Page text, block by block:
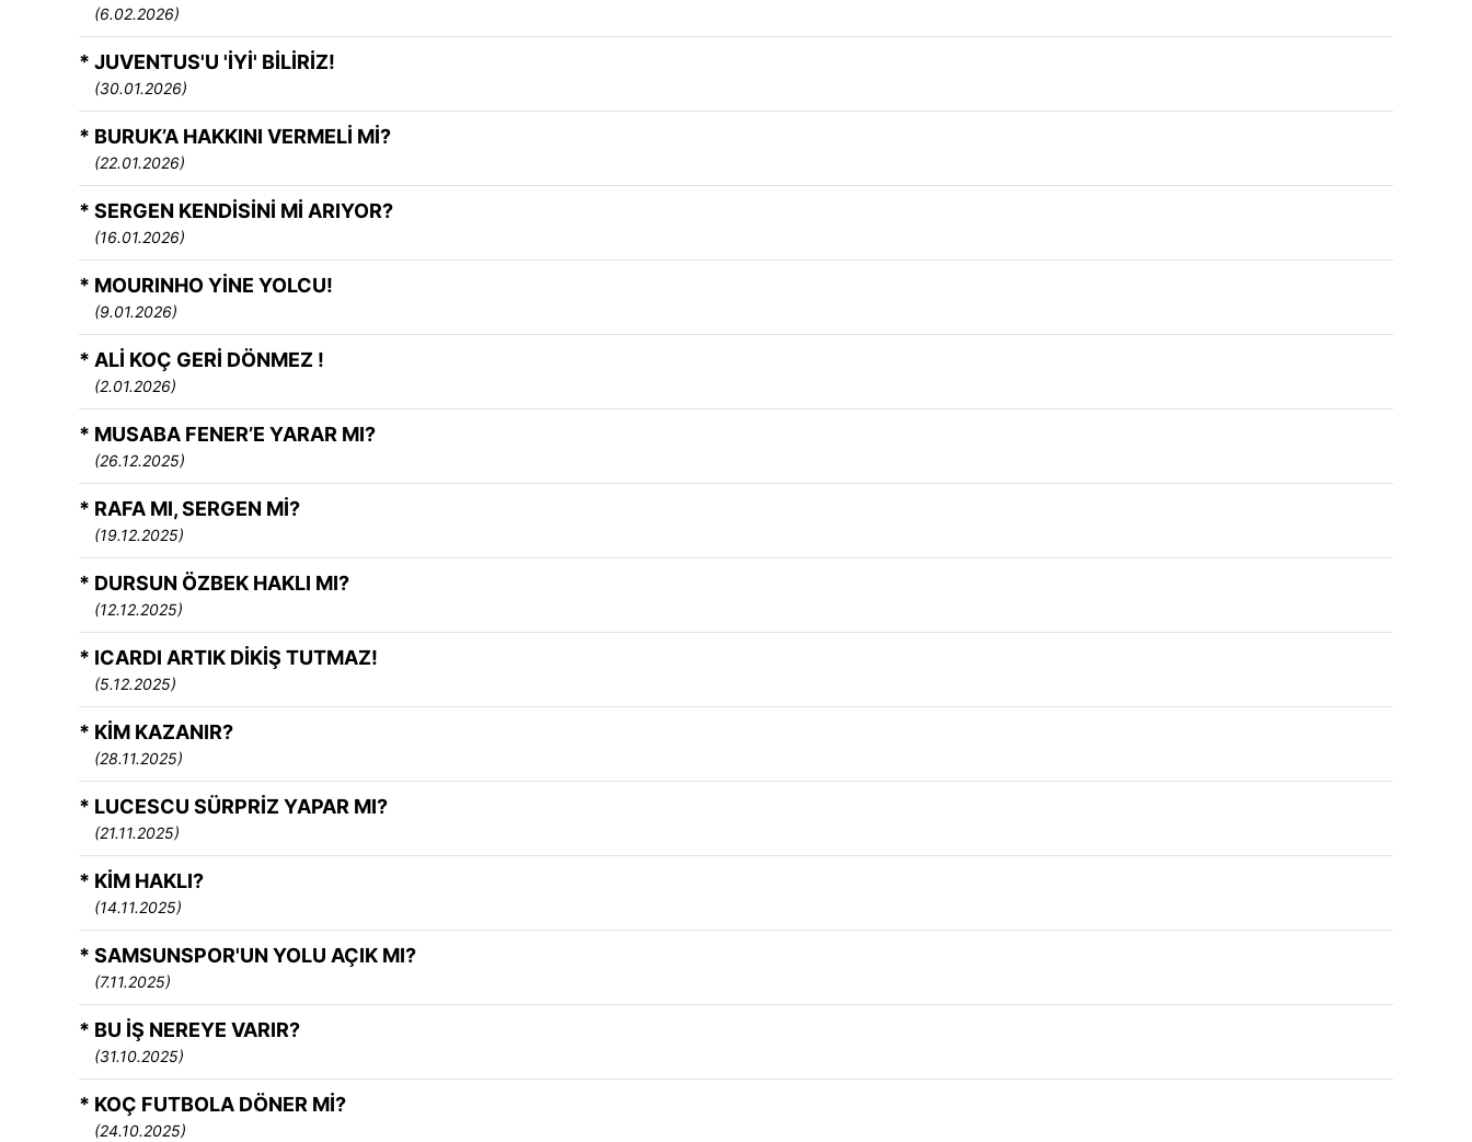
(6.02.2026)
* JUVENTUS'U 'İYİ' BİLİRİZ!
(30.01.2026)
* BURUK’A HAKKINI VERMELİ Mİ?
(22.01.2026)
* SERGEN KENDİSİNİ Mİ ARIYOR?
(16.01.2026)
* MOURINHO YİNE YOLCU!
(9.01.2026)
* ALİ KOÇ GERİ DÖNMEZ !
(2.01.2026)
* MUSABA FENER’E YARAR MI?
(26.12.2025)
* RAFA MI, SERGEN Mİ?
(19.12.2025)
* DURSUN ÖZBEK HAKLI MI?
(12.12.2025)
* ICARDI ARTIK DİKİŞ TUTMAZ!
(5.12.2025)
* KİM KAZANIR?
(28.11.2025)
* LUCESCU SÜRPRİZ YAPAR MI?
(21.11.2025)
* KİM HAKLI?
(14.11.2025)
* SAMSUNSPOR'UN YOLU AÇIK MI?
(7.11.2025)
* BU İŞ NEREYE VARIR?
(31.10.2025)
* KOÇ FUTBOLA DÖNER Mİ?
(24.10.2025)